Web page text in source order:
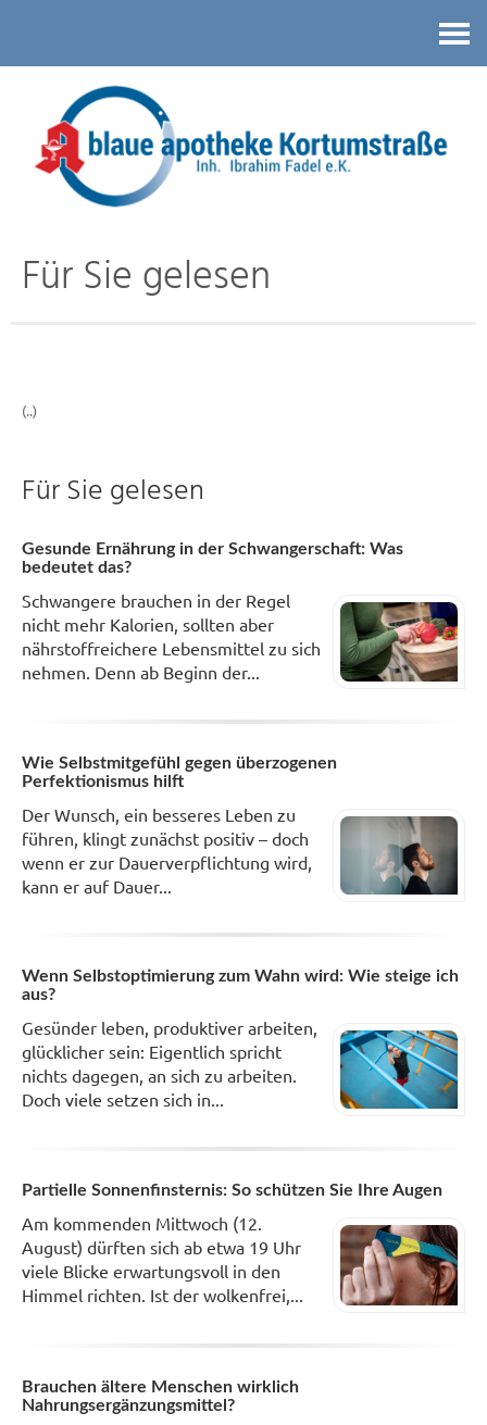
Für Sie gelesen
(..)
Für Sie gelesen
Gesunde Ernährung in der Schwangerschaft: Was
bedeutet das?
Schwangere brauchen in der Regel
nicht mehr Kalorien, sollten aber
nährstoffreichere Lebensmittel zu sich
nehmen. Denn ab Beginn der...
Wie Selbstmitgefühl gegen überzogenen
Perfektionismus hilft
Der Wunsch, ein besseres Leben zu
führen, klingt zunächst positiv – doch
wenn er zur Dauerverpflichtung wird,
kann er auf Dauer...
Wenn Selbstoptimierung zum Wahn wird: Wie steige ich
aus?
Gesünder leben, produktiver arbeiten,
glücklicher sein: Eigentlich spricht
nichts dagegen, an sich zu arbeiten.
Doch viele setzen sich in...
Partielle Sonnenfinsternis: So schützen Sie Ihre Augen
Am kommenden Mittwoch (12.
August) dürften sich ab etwa 19 Uhr
viele Blicke erwartungsvoll in den
Himmel richten. Ist der wolkenfrei,...
Brauchen ältere Menschen wirklich
Nahrungsergänzungsmittel?